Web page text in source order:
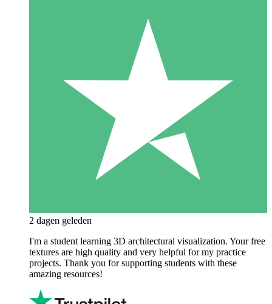
2 dagen geleden
I'm a student learning 3D architectural visualization. Your free
textures are high quality and very helpful for my practice
projects. Thank you for supporting students with these
amazing resources!